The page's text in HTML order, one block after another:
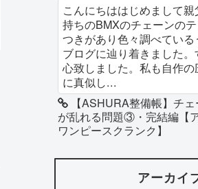
こんにちははじめまして
持ちのBMXのチェーンの
つきがあり色々調べてい
ブログに辿り着きました
心致しました。私も自作
に真似し...
【ASHURA整備帳】チ
が乱れる問題③・完結編【
ワンピースクランク】
アーカイ